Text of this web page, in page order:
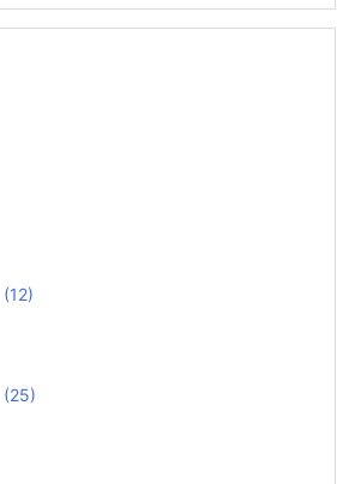
(12)
(25)